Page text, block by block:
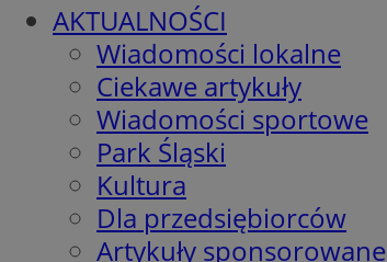
AKTUALNOŚCI
Wiadomości lokalne
Ciekawe artykuły
Wiadomości sportowe
Park Śląski
Kultura
Dla przedsiębiorców
Artykuły sponsorowane